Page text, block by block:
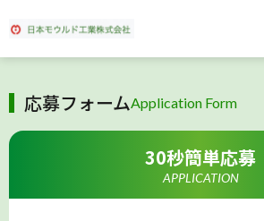
応募フォームApplication Form
30秒簡単応募
APPLICATION